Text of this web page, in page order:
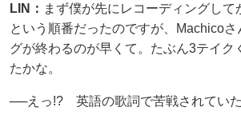
LIN： まず僕が先にレコーディングして
という順番だったのですが、Machico
グが終わるのが早くて。たぶん3テイク
たかな。
──えっ!? 英語の歌詞で苦戦されてい